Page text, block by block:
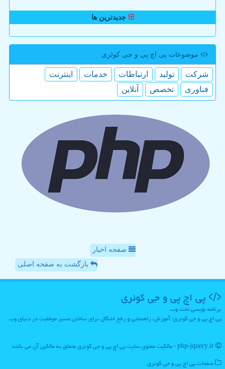
جدیدترین ها
موضوعات پی اچ پی و جی كوئری
شركت تولید ارتباطات خدمات
اینترنت
فناوری
تخصص آنلاین
صفحه اخبار
بازگشت به صفحه اصلی
پی اچ پی و جی كوئری
برنامه نویسی تحت وب
پی اچ پی و جی کوئری؛ آموزش، راهنمایی و رفع اشکال برای ساختن مسیر موفقیت در دنیای وب
صفحات پی اچ پی و جی كوئری